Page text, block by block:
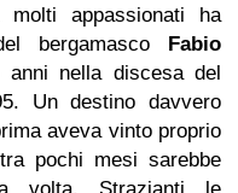
appassionati ha
bergamasco Fabio
nella discesa del
Un destino davvero
aveva vinto proprio
pochi mesi sarebbe